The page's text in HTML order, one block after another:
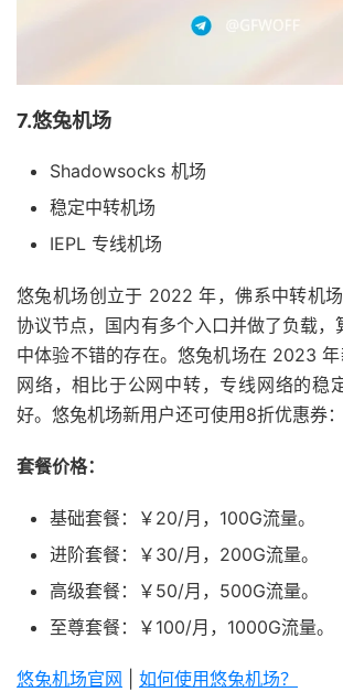
7.悠兔机场
Shadowsocks 机场
稳定中转机场
IEPL 专线机场
悠兔机场创立于 2022 年，佛系中转机
协议节点，国内有多个入口并做了负载，
中体验不错的存在。悠兔机场在 2023
网络，相比于公网中转，专线网络的稳
好。悠兔机场新用户还可使用8折优惠券
套餐价格：
基础套餐：￥20/月，100G流量。
进阶套餐：￥30/月，200G流量。
高级套餐：￥50/月，500G流量。
至尊套餐：￥100/月，1000G流量。
悠兔机场官网 如何使用悠兔机场？